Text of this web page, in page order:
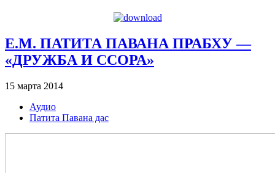
Е.М. ПАТИТА ПАВАНА ПРАБХУ —
«ДРУЖБА И ССОРА»
15 марта 2014
Аудио
Патита Павана дас